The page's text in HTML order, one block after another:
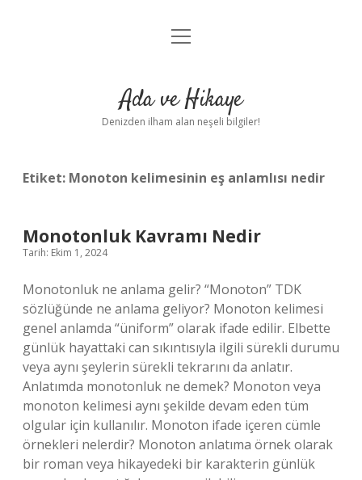
Anasayfa
Yasal Uyarı
menüyü
Ada ve Hikaye
Denizden ilham alan neşeli bilgiler!
Etiket: Monoton kelimesinin eş anlamlısı nedir
Monotonluk Kavramı Nedir
Tarih: Ekim 1, 2024
Monotonluk ne anlama gelir? “Monoton” TDK
sözlüğünde ne anlama geliyor? Monoton kelimesi
genel anlamda “üniform” olarak ifade edilir. Elbette
günlük hayattaki can sıkıntısıyla ilgili sürekli durumu
veya aynı şeylerin sürekli tekrarını da anlatır.
Anlatımda monotonluk ne demek? Monoton veya
monoton kelimesi aynı şekilde devam eden tüm
olgular için kullanılır. Monoton ifade içeren cümle
örnekleri nelerdir? Monoton anlatıma örnek olarak
bir roman veya hikayedeki bir karakterin günlük